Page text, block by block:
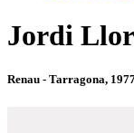
Jordi
Renau - Tarragona,